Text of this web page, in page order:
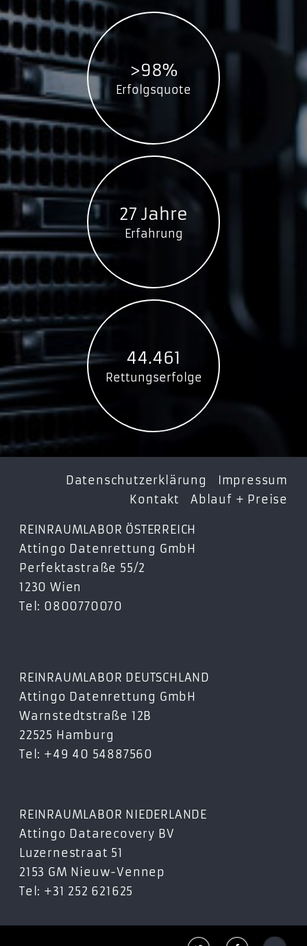
GOODRAM CX400 Anniversary SATA 2,5″ SSD
SSDPR-CX400-256-A
GOODRAM S400m mSATA SSD
SSDPB-S400M-060
SSDPB-S400M-120
SSDPB-S400M-240
SSDPB-S400M-480
GOODRAM S400u SATA M.2 2280 SSD
SSDPB-S400U-120-80
SSDPB-S400U-240-80
SSDPB-S400U-480-80
GOODRAM S400u SATA M.2 2260 SSD
SSDPB-S400U-060-60
SSDPB-S400U-120-60
SSDPB-S400U-240-60
GOODRAM S400u SATA M.2 2242 SSD
SSDPB-S400U-120-42
SSDPB-S400U-240-42
GOODRAM PX400 M.2 SSD
SSDPR-PX400-256
SSDPR-PX400-512
GOODRAM CL100 gen.2 SATA 2,5″ SSD
SSDPR-CL100-120-G2
SSDPR-CL100-240-G2
GOODRAM CX300 SATA 2,5″ SSD
SSDPR-CX300-120
SSDPR-CX300-240
SSDPR-CX300-480
SSDPR-CX300-960
SSDPR-CX400-256
SSDPR-CX400-512
SSDPR-CX400-01T
GOODRAM CX200 SATA 2,5″ SSD
SSDPR-CX200-120
SSDPR-CX200-960
GOODRAM CL100 SATA 2,5″ SSD
SSDPR-CL100-120
SSDPR-CL100-240
IRDM Ultimate M.2 SSD
>98%
Erfolgsquote
27 Jahre
Erfahrung
44.461
Rettungserfolge
Datenschutzerklärung
Impressum
Kontakt
Ablauf + Preise
REINRAUMLABOR ÖSTERREICH
Attingo Datenrettung GmbH
Perfektastraße 55/2
1230 Wien
Tel: 0800770070
REINRAUMLABOR DEUTSCHLAND
Attingo Datenrettung GmbH
Warnstedtstraße 12B
22525 Hamburg
Tel: +49 40 54887560
REINRAUMLABOR NIEDERLANDE
Attingo Datarecovery BV
Luzernestraat 51
2153 GM Nieuw-Vennep
Tel: +31 252 621625